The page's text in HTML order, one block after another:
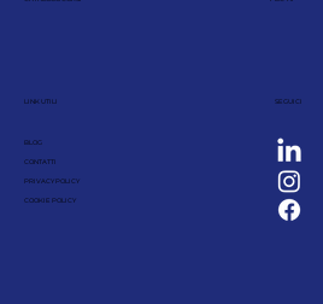
LINK UTILI
BLOG
CONTATTI
PRIVACY POLICY
COOKIE POLICY
SEGUICI